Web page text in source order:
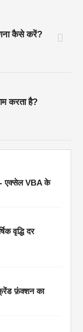
कैसे करें?
करता है?
- एक्सेल VBA के
वृद्धि दर
फ़ंक्शन का